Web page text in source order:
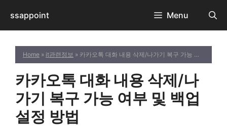
츠
ssappoint Menu
Home » it관련정보 » 카카오톡 대화 내용 삭제/나가기 복구 가능 여부 및 백업 설정 방법
카카오톡 대화 내용 삭제/나
가기 복구 가능 여부 및 백업
설정 방법